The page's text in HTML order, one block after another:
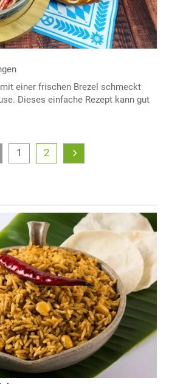
einer frischen Brezel schmeckt
Dieses einfache Rezept kann gut
1 2